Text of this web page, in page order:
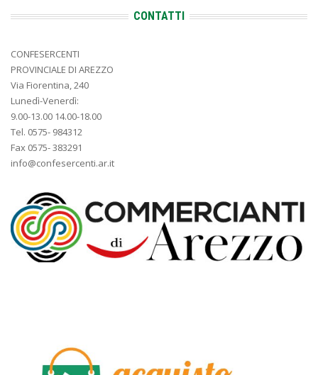
CONTATTI
CONFESERCENTI
PROVINCIALE DI AREZZO
Via Fiorentina, 240
Lunedì-Venerdì:
9.00-13.00 14.00-18.00
Tel. 0575- 984312
Fax 0575- 383291
info@confesercenti.ar.it